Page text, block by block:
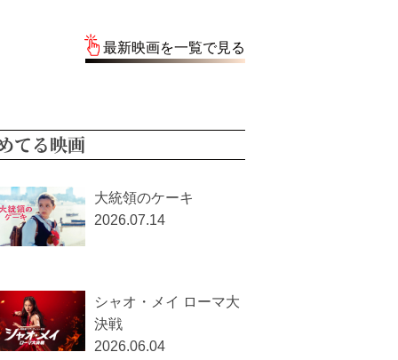
最新映画を一覧で見る
てる映画
大統領のケーキ
2026.07.14
シャオ・メイ ローマ大
決戦
2026.06.04